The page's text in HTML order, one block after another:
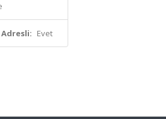
Evet